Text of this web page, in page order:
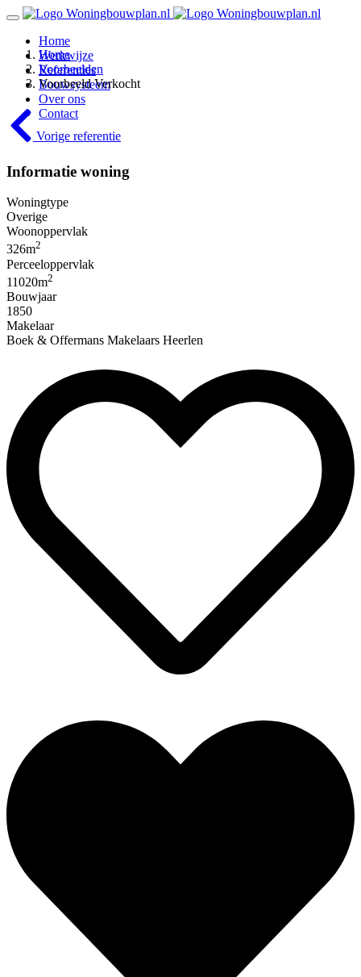
Toggle
navigationHome
Werkwijze
Referenties
Bouwsysteem
Over ons
Contact
Home
Voorbeelden
Voorbeeld Verkocht
Vorige referentie
Informatie woning
Woningtype
Overige
Woonoppervlak
326m2
Perceeloppervlak
11020m2
Bouwjaar
1850
Makelaar
Boek & Offermans Makelaars Heerlen